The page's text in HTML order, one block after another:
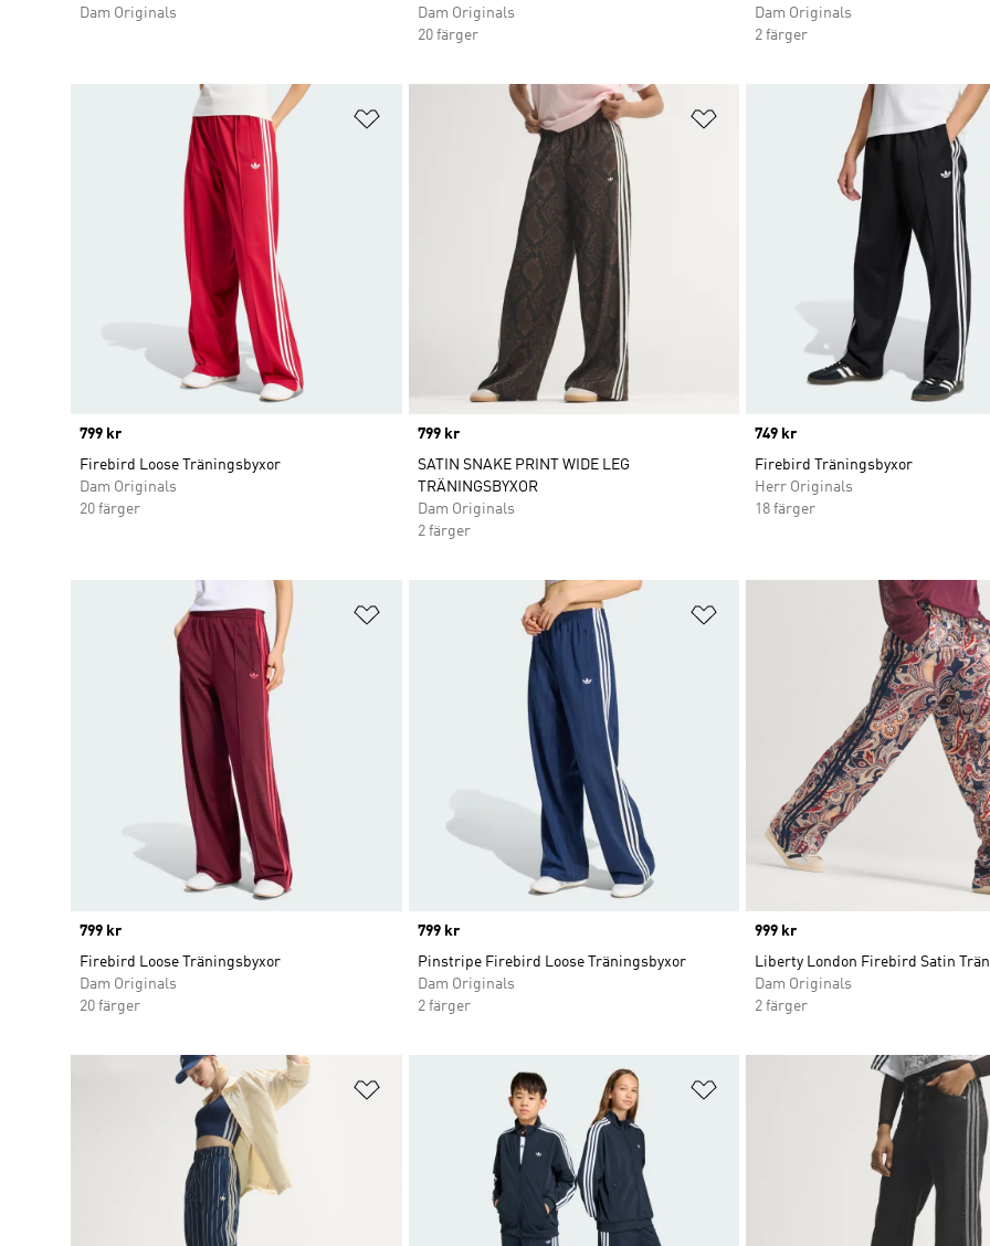
Dam Originals
Dam Originals
20 färger
Dam Originals
2 färger
Lägg till på önskelistan
Price
799 kr
Firebird Loose Träningsbyxor
Dam Originals
20 färger
Lägg till på önskelistan
Price
799 kr
SATIN SNAKE PRINT WIDE LEG
TRÄNINGSBYXOR
Dam Originals
2 färger
Price
749 kr
Firebird Träningsbyxor
Herr Originals
18 färger
Lägg till på önskelistan
Price
799 kr
Firebird Loose Träningsbyxor
Dam Originals
20 färger
Lägg till på önskelistan
Price
799 kr
Pinstripe Firebird Loose Träningsbyxor
Dam Originals
2 färger
Price
999 kr
Liberty London Firebird Satin
Dam Originals
2 färger
Lägg till på önskelistan Lägg till på önskelistan